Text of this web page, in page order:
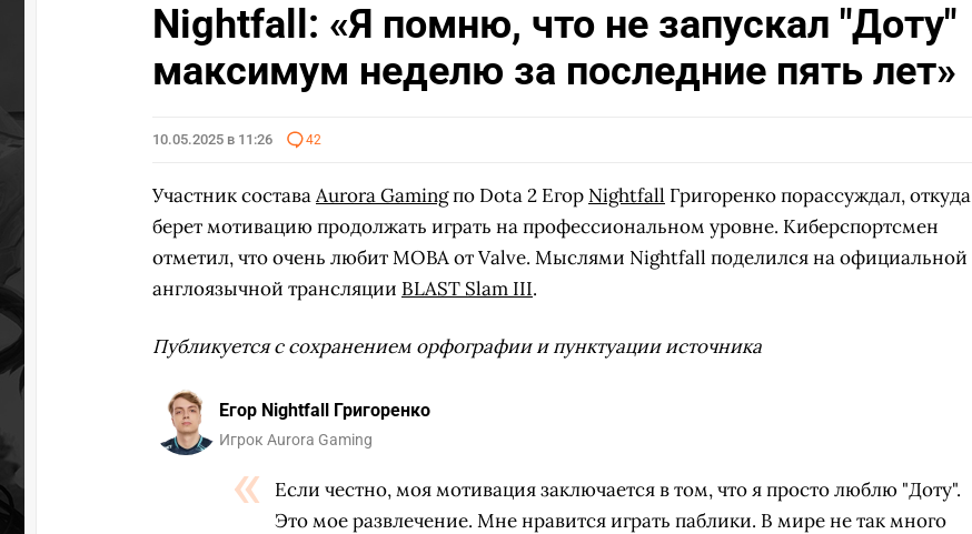
Nightfall: «Я помню, что не запускал "Доту"
максимум неделю за последние пять лет»
10.05.2025 в 11:26 42
Участник составаAurora Gamingпо Dota 2 Егор Nightfall Григоренко порассуждал, откуда
берет мотивацию продолжать играть на профессиональном уровне. Киберспортсмен
отметил, что очень любит MOBA от Valve. Мыслями Nightfall поделился на официальной
англоязычной трансляции BLAST Slam III.
Публикуется с сохранением орфографии и пунктуации источника
Егор Nightfall Григоренко
Игрок Aurora Gaming
Если честно, моя мотивация заключается в том, что я просто люблю "Доту".
Это мое развлечение. Мне нравится играть паблики. В мире не так много